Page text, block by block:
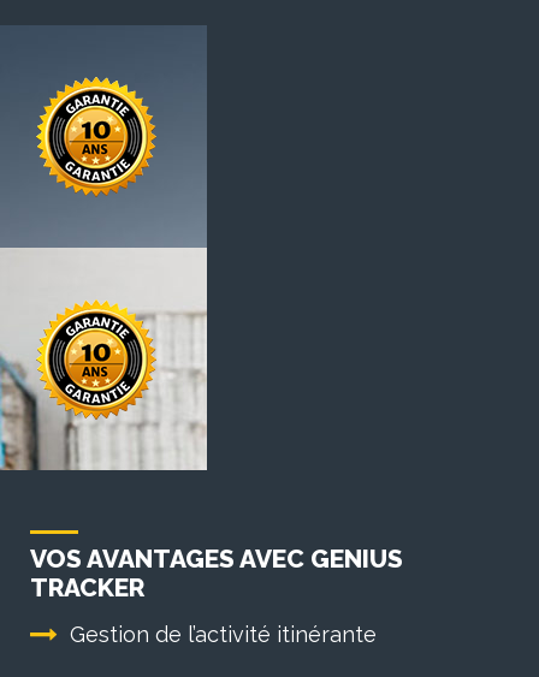
VOS AVANTAGES AVEC GENIUS
TRACKER
Gestion de l’activité itinérante